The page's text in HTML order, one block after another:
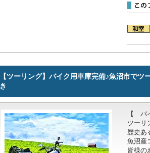
【ツーリング】バイク用車庫完備♪魚沼市でツ
き
【　
ツーリ
歴史あ
魚沼産
皆様